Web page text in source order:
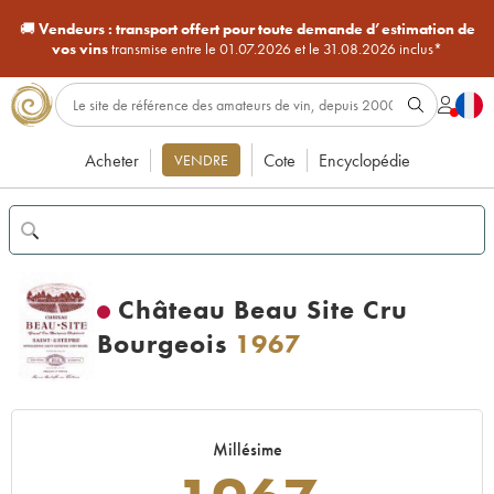
🚚Vendeurs : transport offert pour toute demande d’estimation de
vos vinstransmise entre le 01.07.2026 et le 31.08.2026 inclus*
Acheter VENDRE Cote Encyclopédie
Château Beau Site Cru
Bourgeois 1967
Millésime